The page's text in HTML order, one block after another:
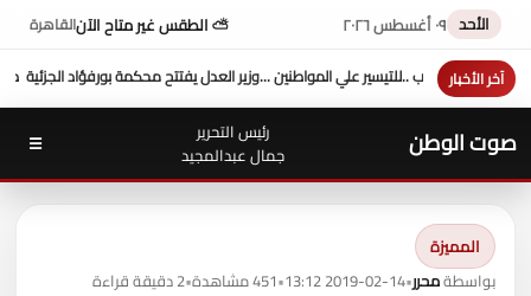
الأحد ٠٩ أغسطس ٢٠٢٦ ⛅ الطقس غير متاح الآنالقاهرة
آخر الأخبار
د. طه محمد أبو الشيخعلي المواطنين ...وزير العدل يفتتح محكمة بورفؤاد الجزئية
صوت الوطن
رئيس التحرير
جمال عبدالمجيد
☰
المميزة
بواسطةمحرر•
2019-02-14 13:12
•451 مشاهدة •2 دقيقة قراءة